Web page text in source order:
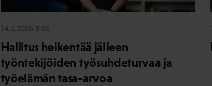
14.5.2026 8:55
Hallitus heikentää jälleen
työntekijöiden työsuhdeturvaa ja
työelämän tasa-arvoa